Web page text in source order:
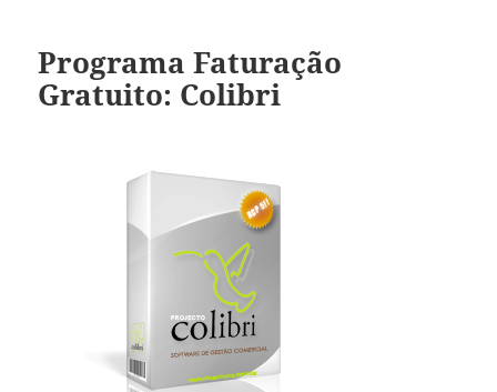
Programa Faturação
Gratuito: Colibri